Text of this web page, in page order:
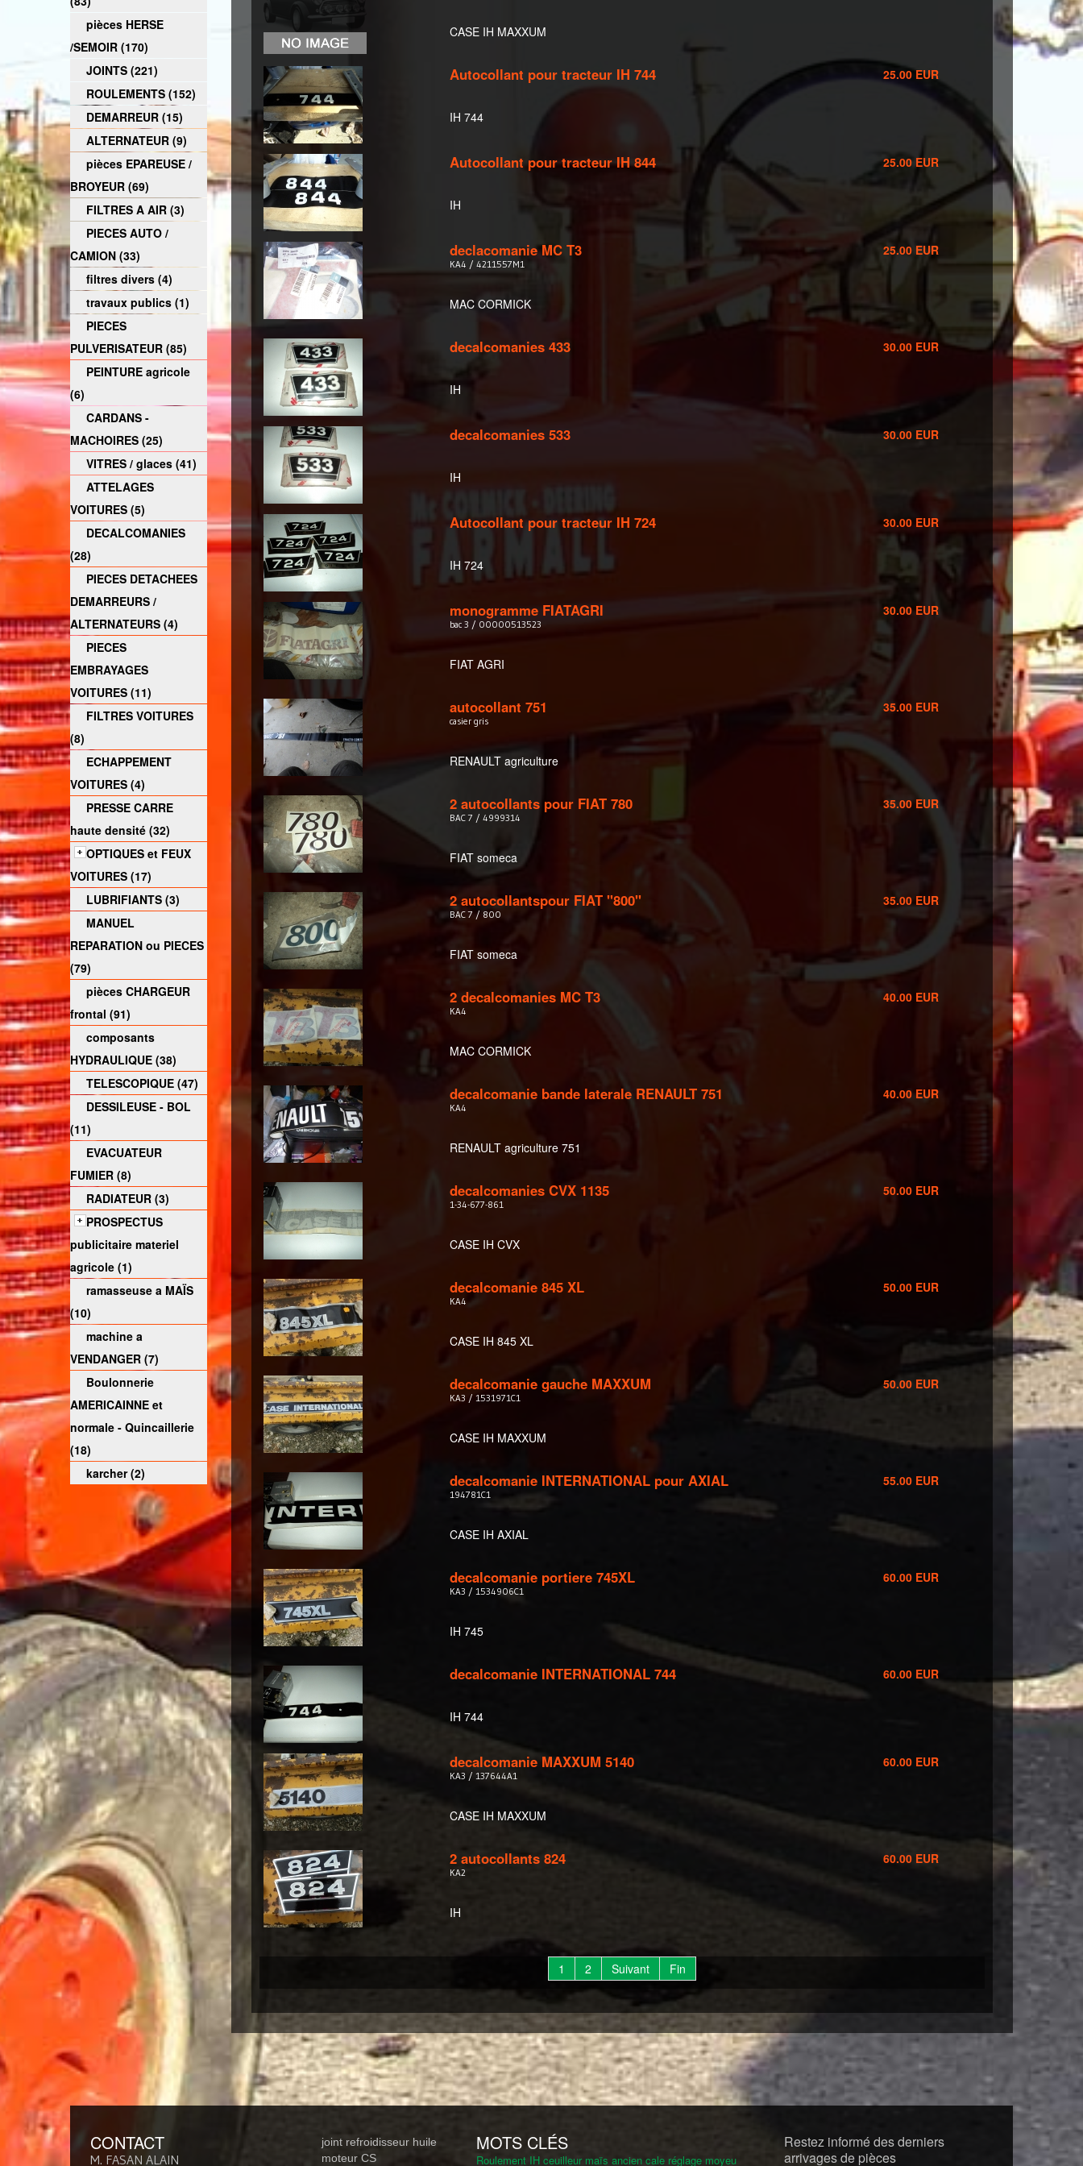
pièces HERSE
/SEMOIR (170)
JOINTS (221)
ROULEMENTS (152)
DEMARREUR (15)
ALTERNATEUR (9)
pièces EPAREUSE /
BROYEUR (69)
FILTRES A AIR (3)
PIECES AUTO /
CAMION (33)
filtres divers (4)
travaux publics (1)
PIECES
PULVERISATEUR (85)
PEINTURE agricole
(6)
CARDANS -
MACHOIRES (25)
VITRES / glaces (41)
ATTELAGES
VOITURES (5)
DECALCOMANIES
(28)
PIECES DETACHEES
DEMARREURS /
ALTERNATEURS (4)
PIECES
EMBRAYAGES
VOITURES (11)
FILTRES VOITURES
(8)
ECHAPPEMENT
VOITURES (4)
PRESSE CARRE
haute densité (32)
OPTIQUES et FEUX
VOITURES (17)
LUBRIFIANTS (3)
MANUEL
REPARATION ou PIECES
(79)
pièces CHARGEUR
frontal (91)
composants
HYDRAULIQUE (38)
TELESCOPIQUE (47)
DESSILEUSE - BOL
(11)
EVACUATEUR
FUMIER (8)
RADIATEUR (3)
PROSPECTUS
publicitaire materiel
agricole (1)
ramasseuse a MAÏS
(10)
machine a
VENDANGER (7)
Boulonnerie
AMERICAINNE et
normale - Quincaillerie
(18)
karcher (2)
CASE IH MAXXUM
Autocollant pour tracteur IH 744
IH 744
25.00 EUR
Autocollant pour tracteur IH 844
IH
25.00 EUR
declacomanie MC T3
KA4 / 4211557M1
MAC CORMICK
25.00 EUR
decalcomanies 433
IH
30.00 EUR
decalcomanies 533
IH
30.00 EUR
Autocollant pour tracteur IH 724
IH 724
30.00 EUR
monogramme FIATAGRI
bac 3 / 00000513523
FIAT AGRI
30.00 EUR
autocollant 751
casier gris
RENAULT agriculture
35.00 EUR
2 autocollants pour FIAT 780
BAC 7 / 4999314
FIAT someca
35.00 EUR
2 autocollantspour FIAT "800"
BAC 7 / 800
FIAT someca
35.00 EUR
2 decalcomanies MC T3
KA4
MAC CORMICK
40.00 EUR
decalcomanie bande laterale RENAULT 751
KA4
RENAULT agriculture 751
40.00 EUR
decalcomanies CVX 1135
1-34-677-861
CASE IH CVX
50.00 EUR
decalcomanie 845 XL
KA4
CASE IH 845 XL
50.00 EUR
decalcomanie gauche MAXXUM
KA3 / 1531971C1
CASE IH MAXXUM
50.00 EUR
decalcomanie INTERNATIONAL pour AXIAL
194781C1
CASE IH AXIAL
55.00 EUR
decalcomanie portiere 745XL
KA3 / 1534906C1
IH 745
60.00 EUR
decalcomanie INTERNATIONAL 744
IH 744
60.00 EUR
decalcomanie MAXXUM 5140
KA3 / 137644A1
CASE IH MAXXUM
60.00 EUR
2 autocollants 824
KA2
IH
60.00 EUR
1 2 Suivant Fin
CONTACT
M. FASAN ALAIN
joint refroidisseur huile
moteur CS
MOTS CLÉS
Roulement IH ceuilleur maïs ancien cale réglage moyeu
Restez informé des derniers
arrivages de pièces